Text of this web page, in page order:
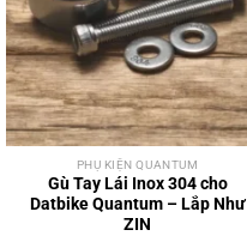
PHỤ KIỆN QUANTUM
Gù Tay Lái Inox 304 cho
Datbike Quantum – Lắp Như
ZIN